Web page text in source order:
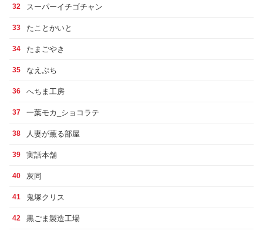
32 スーパーイチゴチャン
33 たことかいと
34 たまごやき
35 なえぷち
36 へちま工房
37 一葉モカ_ショコラテ
38 人妻が薫る部屋
39 実話本舗
40 灰同
41 鬼塚クリス
42 黒ごま製造工場